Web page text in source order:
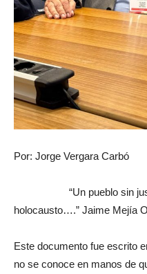
Por: Jorge Vergara Carbó
“Un pueblo sin justicia
holocausto….” Jaime Mejía
Este documento fue escrito
no se conoce en manos de